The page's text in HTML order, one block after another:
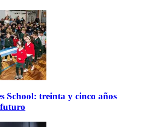
School: treinta y cinco años